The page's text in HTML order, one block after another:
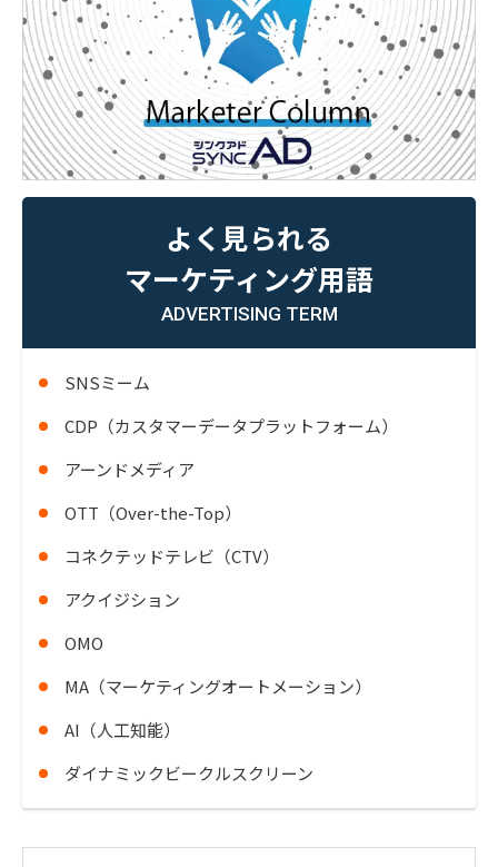
よく見られる
マーケティング用語
ADVERTISING TERM
SNSミーム
CDP（カスタマーデータプラットフォーム）
アーンドメディア
OTT（Over-the-Top）
コネクテッドテレビ（CTV）
アクイジション
OMO
MA（マーケティングオートメーション）
AI（人工知能）
ダイナミックビークルスクリーン